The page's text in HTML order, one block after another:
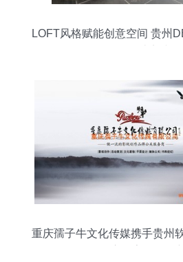
LOFT风格赋能创意空间 贵州
重庆孺子牛文化传媒携手贵州